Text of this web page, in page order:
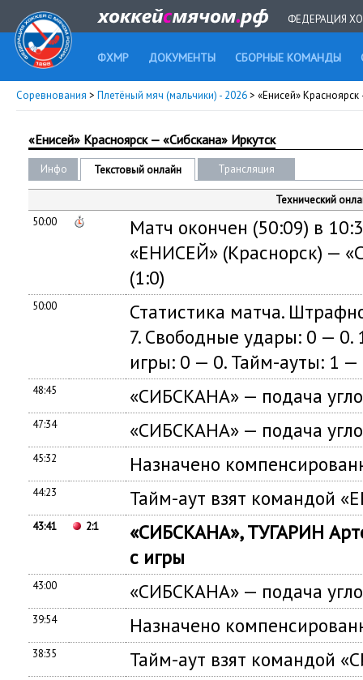
ФЕДЕРАЦИЯ
ФХМР ДОКУМЕНТЫ СБОРНЫЕ КОМАНДЫ
Соревнования > Плетёный мяч (мальчики) - 2026> «Енисей»
«Енисей» Красноярск — «Сибскана» Иркутск
Инфо Текстовый онлайн Трансляция
Технический
50:00
Матч окончен (50:09) в
«ЕНИСЕЙ» (Краснорск) —
(1:0)
50:00
Статистика матча.
7. Свободные удары: 0 —
игры: 0 — 0. Тайм-ауты: 1 —
48:45 «СИБСКАНА» — подача
47:34 «СИБСКАНА» — подача
45:32 Назначено
44:23 Тайм-аут взят командой
43:41 2:1
«СИБСКАНА», ТУГАРИН
с игры
43:00 «СИБСКАНА» — подача
39:54 Назначено
38:35 Тайм-аут взят командой